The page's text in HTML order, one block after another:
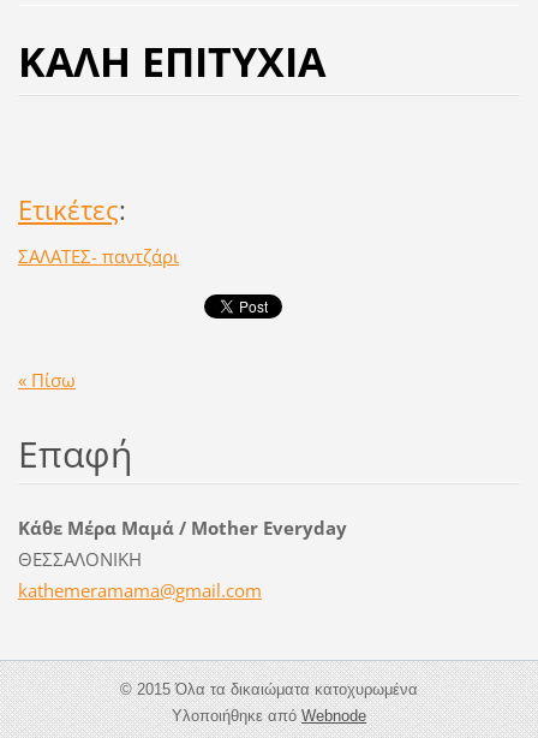
ΚΑΛΗ ΕΠΙΤΥΧΙΑ
Ετικέτες:
ΣΑΛΑΤΕΣ- παντζάρι
« Πίσω
Επαφή
Κάθε Μέρα Μαμά / Mother Everyday
ΘΕΣΣΑΛΟΝΙΚΗ
kathemeramama@gmail.com
© 2015 Όλα τα δικαιώματα κατοχυρωμένα
Υλοποιήθηκε απόWebnode